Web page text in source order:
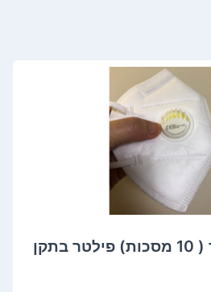
מסכה לסינון אוויר ( 10 מסכות) פילטר בתקן